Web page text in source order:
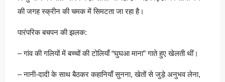
की जगह स्क्रीन की चमक में सिमटता जा रहा है।
पारंपरिक बचपन की झलक:
– गांव की गलियों में बच्चों की टोलियाँ “घुघआ माना” गाते हुए खेलती थीं।
– नानी-दादी के साथ बैठकर कहानियाँ सुनना, खेतों से जुड़े अनुभव लेना,